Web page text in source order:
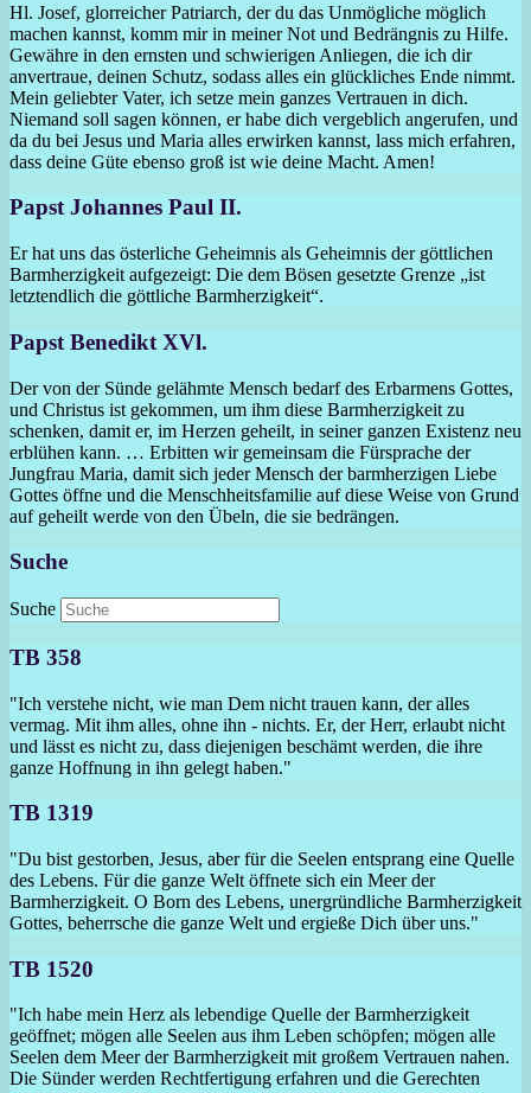
Hl. Josef, glorreicher Patriarch, der du das Unmögliche möglich
machen kannst, komm mir in meiner Not und Bedrängnis zu Hilfe.
Gewähre in den ernsten und schwierigen Anliegen, die ich dir
anvertraue, deinen Schutz, sodass alles ein glückliches Ende nimmt.
Mein geliebter Vater, ich setze mein ganzes Vertrauen in dich.
Niemand soll sagen können, er habe dich vergeblich angerufen, und
da du bei Jesus und Maria alles erwirken kannst, lass mich erfahren,
dass deine Güte ebenso groß ist wie deine Macht. Amen!
Papst Johannes Paul II.
Er hat uns das österliche Geheimnis als Geheimnis der göttlichen
Barmherzigkeit aufgezeigt: Die dem Bösen gesetzte Grenze „ist
letztendlich die göttliche Barmherzigkeit“.
Papst Benedikt XVl.
Der von der Sünde gelähmte Mensch bedarf des Erbarmens Gottes,
und Christus ist gekommen, um ihm diese Barmherzigkeit zu
schenken, damit er, im Herzen geheilt, in seiner ganzen Existenz neu
erblühen kann. … Erbitten wir gemeinsam die Fürsprache der
Jungfrau Maria, damit sich jeder Mensch der barmherzigen Liebe
Gottes öffne und die Menschheitsfamilie auf diese Weise von Grund
auf geheilt werde von den Übeln, die sie bedrängen.
Suche
Suche
TB 358
"Ich verstehe nicht, wie man Dem nicht trauen kann, der alles
vermag. Mit ihm alles, ohne ihn - nichts. Er, der Herr, erlaubt nicht
und lässt es nicht zu, dass diejenigen beschämt werden, die ihre
ganze Hoffnung in ihn gelegt haben."
TB 1319
"Du bist gestorben, Jesus, aber für die Seelen entsprang eine Quelle
des Lebens. Für die ganze Welt öffnete sich ein Meer der
Barmherzigkeit. O Born des Lebens, unergründliche Barmherzigkeit
Gottes, beherrsche die ganze Welt und ergieße Dich über uns."
TB 1520
"Ich habe mein Herz als lebendige Quelle der Barmherzigkeit
geöffnet; mögen alle Seelen aus ihm Leben schöpfen; mögen alle
Seelen dem Meer der Barmherzigkeit mit großem Vertrauen nahen.
Die Sünder werden Rechtfertigung erfahren und die Gerechten